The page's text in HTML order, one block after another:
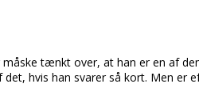
tænkt over, at han er en af
hvis han svarer så kort. Men er